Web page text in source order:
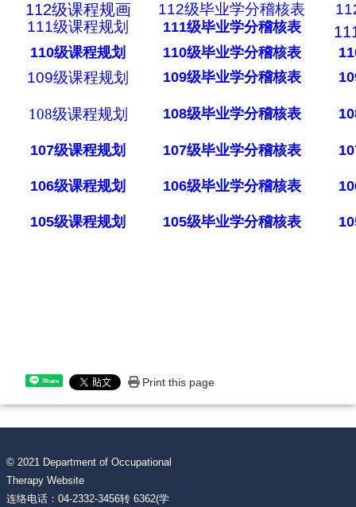
112级课程规画 112级毕业学分稽核表
111级课程规划
111级毕业学分稽核表
110级课程规划 110级毕业学分稽核表
109级课程规划 109级毕业学分稽核表
108级课程规划 108级毕业学分稽核表
107级课程规划 107级毕业学分稽核表
106级课程规划 106级毕业学分稽核表
105级课程规划 105级毕业学分稽核表
Share Print this page
© 2021 Department of Occupational
Therapy Website
连络电话：04-2332-3456转 6362(学